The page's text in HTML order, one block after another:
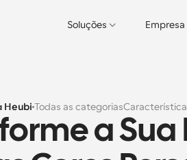
Soluções Empresa
Heubi Todas as categorias
a Sua